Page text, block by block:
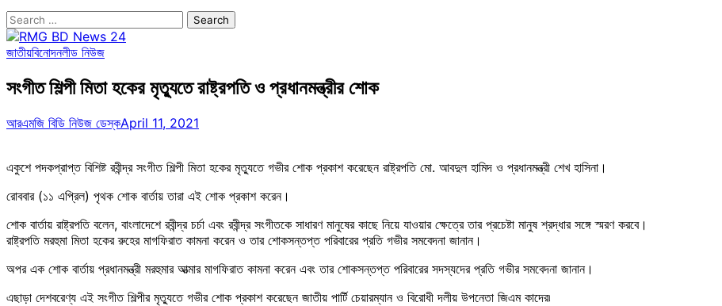
Search
for:
জাতীয়বিনোদনলীড নিউজ
সংগীত শিল্পী মিতা হকের মৃত্যুতে রাষ্ট্রপতি ও প্রধানমন্ত্রীর শোক
আরএমজি বিডি নিউজ ডেস্কApril 11, 2021
একুশে পদকপ্রাপ্ত বিশিষ্ট রবীন্দ্র সংগীত শিল্পী মিতা হকের মৃত্যুতে গভীর শোক প্রকাশ করেছেন রাষ্ট্রপতি মো. আবদুল হামিদ ও প্রধানমন্ত্রী শেখ হাসিনা।
রোববার (১১ এপ্রিল) পৃথক শোক বার্তায় তারা এই শোক প্রকাশ করেন।
শোক বার্তায় রাষ্ট্রপতি বলেন, বাংলাদেশে রবীন্দ্র চর্চা এবং রবীন্দ্র সংগীতকে সাধারণ মানুষের কাছে নিয়ে যাওয়ার ক্ষেত্রে তার প্রচেষ্টা মানুষ শ্রদ্ধার সঙ্গে স্মরণ করবে।
রাষ্ট্রপতি মরহুমা মিতা হকের রুহের মাগফিরাত কামনা করেন ও তার শোকসন্তপ্ত পরিবারের প্রতি গভীর সমবেদনা জানান।
অপর এক শোক বার্তায় প্রধানমন্ত্রী মরহুমার আত্মার মাগফিরাত কামনা করেন এবং তার শোকসন্তপ্ত পরিবারের সদস্যদের প্রতি গভীর সমবেদনা জানান।
এছাড়া দেশবরেণ্য এই সংগীত শিল্পীর মৃত্যুতে গভীর শোক প্রকাশ করেছেন জাতীয় পার্টি চেয়ারম্যান ও বিরোধী দলীয় উপনেতা জিএম কাদের৷